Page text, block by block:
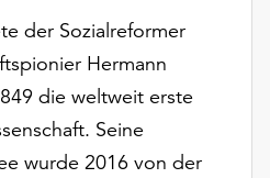
der Sozialreformer
Hermann
die weltweit erste
Seine
wurde 2016 von der